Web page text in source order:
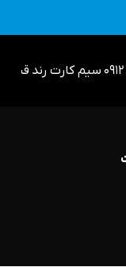
سیم کارت رند